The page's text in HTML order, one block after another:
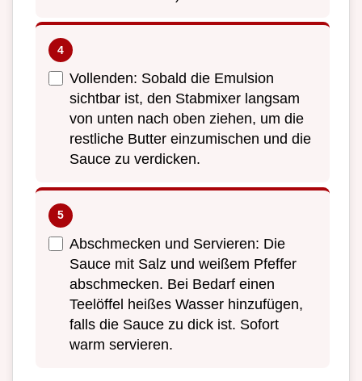
Vollenden: Sobald die Emulsion
sichtbar ist, den Stabmixer langsam
von unten nach oben ziehen, um die
restliche Butter einzumischen und die
Sauce zu verdicken.
Abschmecken und Servieren: Die
Sauce mit Salz und weißem Pfeffer
abschmecken. Bei Bedarf einen
Teelöffel heißes Wasser hinzufügen,
falls die Sauce zu dick ist. Sofort
warm servieren.